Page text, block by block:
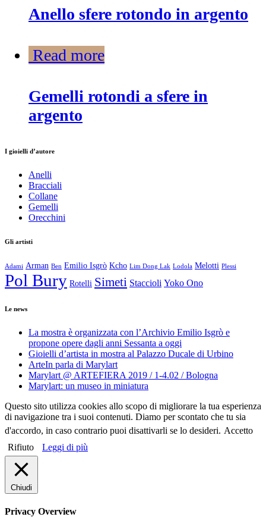
Anello sfere rotondo in argento
Read more
Gemelli rotondi a sfere in
argento
I gioielli d’autore
Anelli
Bracciali
Collane
Gemelli
Orecchini
Gli artisti
Adami Arman Ben Emilio Isgrò Kcho Lim Dong Lak Lodola Melotti Plessi
Pol Bury Rotelli Simeti Staccioli Yoko Ono
Le news
La mostra è organizzata con l’Archivio Emilio Isgrò e
propone opere dagli anni Sessanta a oggi
Gioielli d’artista in mostra al Palazzo Ducale di Urbino
ArteIn parla di Marylart
Marylart @ ARTEFIERA 2019 / 1-4.02 / Bologna
Marylart: un museo in miniatura
Questo sito utilizza cookies allo scopo di migliorare la tua esperienza
di navigazione tra i suoi contenuti. Diamo per scontato che tu sia
d'accordo, in caso contrario puoi disattivarli se lo desideri. Accetto
Rifiuto
Leggi di più
Chiudi
Privacy Overview